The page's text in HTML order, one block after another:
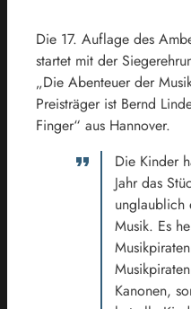
Die 17. Auflage des
startet mit der
„Die Abenteuer der
Preisträger ist Bernd
Finger“ aus Hannover.
Die Kinder
Jahr das
unglaublich
Musik. Es
Kanonen,